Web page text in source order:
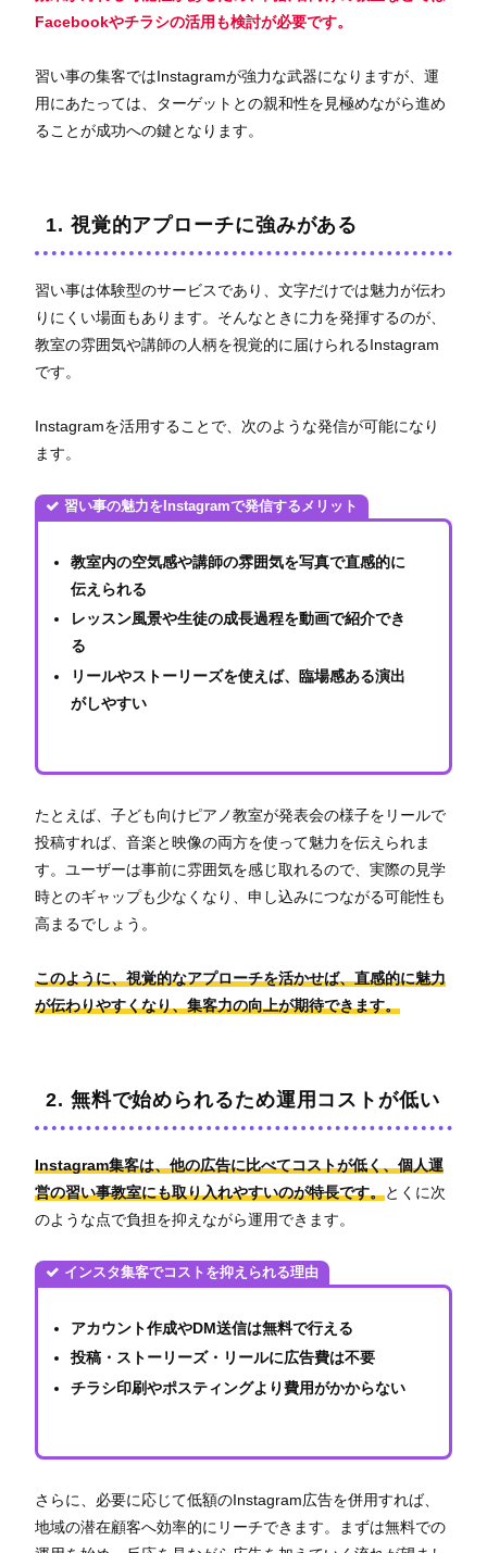
Facebookやチラシの活用も検討が必要です。
習い事の集客ではInstagramが強力な武器になりますが、運
用にあたっては、ターゲットとの親和性を見極めながら進め
ることが成功への鍵となります。
1. 視覚的アプローチに強みがある
習い事は体験型のサービスであり、文字だけでは魅力が伝わ
りにくい場面もあります。そんなときに力を発揮するのが、
教室の雰囲気や講師の人柄を視覚的に届けられるInstagram
です。
Instagramを活用することで、次のような発信が可能になり
ます。
習い事の魅力をInstagramで発信するメリット
教室内の空気感や講師の雰囲気を写真で直感的に
伝えられる
レッスン風景や生徒の成長過程を動画で紹介でき
る
リールやストーリーズを使えば、臨場感ある演出
がしやすい
たとえば、子ども向けピアノ教室が発表会の様子をリールで
投稿すれば、音楽と映像の両方を使って魅力を伝えられま
す。ユーザーは事前に雰囲気を感じ取れるので、実際の見学
時とのギャップも少なくなり、申し込みにつながる可能性も
高まるでしょう。
このように、視覚的なアプローチを活かせば、直感的に魅力
が伝わりやすくなり、集客力の向上が期待できます。
2. 無料で始められるため運用コストが低い
Instagram集客は、他の広告に比べてコストが低く、個人運
営の習い事教室にも取り入れやすいのが特長です。とくに次
のような点で負担を抑えながら運用できます。
インスタ集客でコストを抑えられる理由
アカウント作成やDM送信は無料で行える
投稿・ストーリーズ・リールに広告費は不要
チラシ印刷やポスティングより費用がかからない
さらに、必要に応じて低額のInstagram広告を併用すれば、
地域の潜在顧客へ効率的にリーチできます。まずは無料での